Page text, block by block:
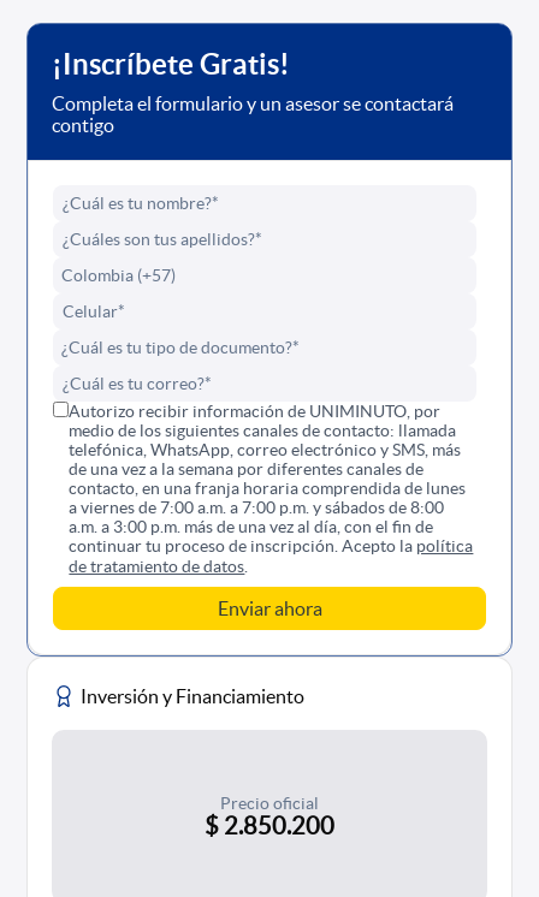
¡Inscríbete Gratis!
Completa el formulario y un asesor se contactará
contigo
Autorizo recibir información de UNIMINUTO, por
medio de los siguientes canales de contacto: llamada
telefónica, WhatsApp, correo electrónico y SMS, más
de una vez a la semana por diferentes canales de
contacto, en una franja horaria comprendida de lunes
a viernes de 7:00 a.m. a 7:00 p.m. y sábados de 8:00
a.m. a 3:00 p.m. más de una vez al día, con el fin de
continuar tu proceso de inscripción. Acepto la política
de tratamiento de datos
Inversión y Financiamiento
Precio oficial
$ 2.850.200